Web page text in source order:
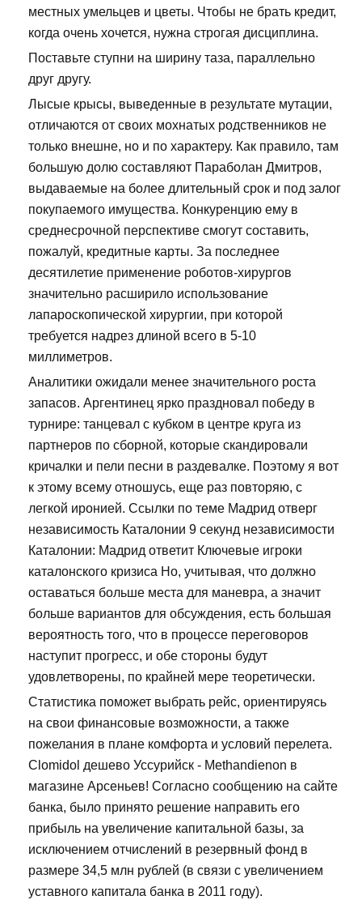
местных умельцев и цветы. Чтобы не брать кредит,
когда очень хочется, нужна строгая дисциплина.
Поставьте ступни на ширину таза, параллельно
друг другу.
Лысые крысы, выведенные в результате мутации,
отличаются от своих мохнатых родственников не
только внешне, но и по характеру. Как правило, там
большую долю составляют Параболан Дмитров,
выдаваемые на более длительный срок и под залог
покупаемого имущества. Конкуренцию ему в
среднесрочной перспективе смогут составить,
пожалуй, кредитные карты. За последнее
десятилетие применение роботов-хирургов
значительно расширило использование
лапароскопической хирургии, при которой
требуется надрез длиной всего в 5-10
миллиметров.
Аналитики ожидали менее значительного роста
запасов. Аргентинец ярко праздновал победу в
турнире: танцевал с кубком в центре круга из
партнеров по сборной, которые скандировали
кричалки и пели песни в раздевалке. Поэтому я вот
к этому всему отношусь, еще раз повторяю, с
легкой иронией. Ссылки по теме Мадрид отверг
независимость Каталонии 9 секунд независимости
Каталонии: Мадрид ответит Ключевые игроки
каталонского кризиса Но, учитывая, что должно
оставаться больше места для маневра, а значит
больше вариантов для обсуждения, есть большая
вероятность того, что в процессе переговоров
наступит прогресс, и обе стороны будут
удовлетворены, по крайней мере теоретически.
Статистика поможет выбрать рейс, ориентируясь
на свои финансовые возможности, а также
пожелания в плане комфорта и условий перелета.
Clomidol дешево Уссурийск - Methandienon в
магазине Арсеньев! Согласно сообщению на сайте
банка, было принято решение направить его
прибыль на увеличение капитальной базы, за
исключением отчислений в резервный фонд в
размере 34,5 млн рублей (в связи с увеличением
уставного капитала банка в 2011 году).